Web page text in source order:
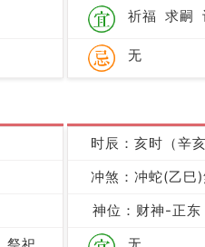
祈福 求嗣
无
时辰：亥时（辛亥
冲煞：冲蛇(乙巳
神位：财神-正